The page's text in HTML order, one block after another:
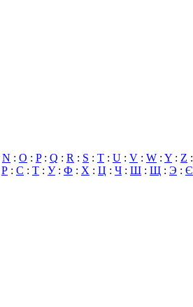
N : O : P: Q : R : S : T : U : V : W : Y : Z :
Р : С : Т : У: Ф : Х : Ц : Ч : Ш : Щ : Э : Є